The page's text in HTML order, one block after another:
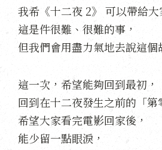
我希《十二夜 2》 可以帶給大
這是件很難、很難的事，
但我們會用盡力氣地去說這個
這一次，希望能夠回到最初，
回到在十二夜發生之前的「第
希望大家看完電影回家後，
能少留一點眼淚，